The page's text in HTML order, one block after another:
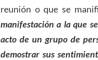
reunión o que se
manifestación a la que
acto de un grupo de
demostrar sus